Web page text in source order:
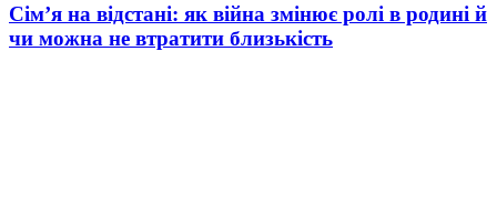
Сім’я на відстані: як війна змінює ролі в родині й
чи можна не втратити близькість